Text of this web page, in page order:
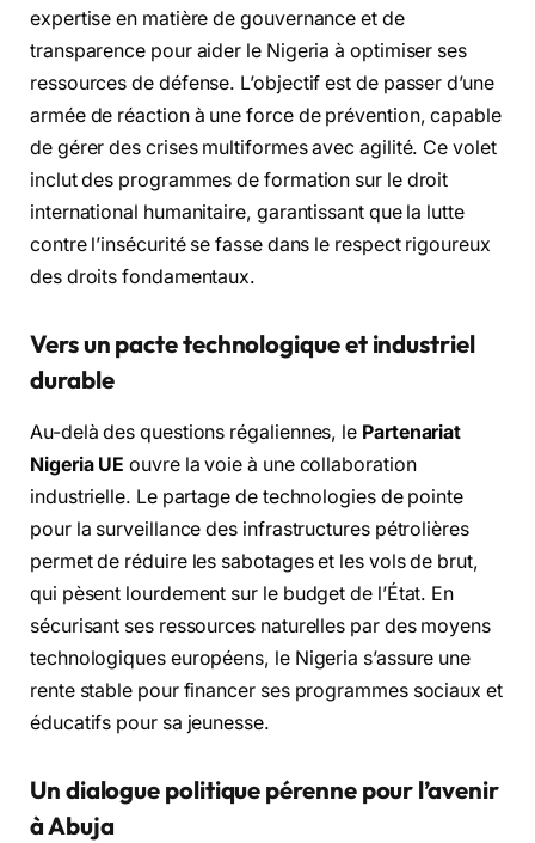
expertise en matière de gouvernance et de
transparence pour aider le Nigeria à optimiser ses
ressources de défense. L’objectif est de passer d’une
armée de réaction à une force de prévention, capable
de gérer des crises multiformes avec agilité. Ce volet
inclut des programmes de formation sur le droit
international humanitaire, garantissant que la lutte
contre l’insécurité se fasse dans le respect rigoureux
des droits fondamentaux.
Vers un pacte technologique et industriel
durable
Au-delà des questions régaliennes, le Partenariat
Nigeria UE ouvre la voie à une collaboration
industrielle. Le partage de technologies de pointe
pour la surveillance des infrastructures pétrolières
permet de réduire les sabotages et les vols de brut,
qui pèsent lourdement sur le budget de l’État. En
sécurisant ses ressources naturelles par des moyens
technologiques européens, le Nigeria s’assure une
rente stable pour financer ses programmes sociaux et
éducatifs pour sa jeunesse.
Un dialogue politique pérenne pour l’avenir
à Abuja